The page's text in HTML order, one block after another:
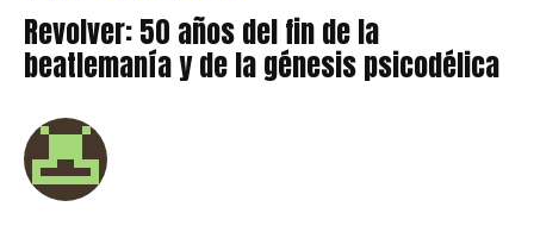
Revolver: 50 años del fin de la
beatlemanía y de la génesis psicodélica